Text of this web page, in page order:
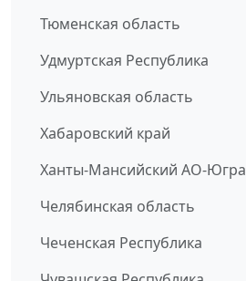
Тюменская область
Удмуртская Республика
Ульяновская область
Хабаровский край
Ханты-Мансийский АО-Югра
Челябинская область
Чеченская Республика